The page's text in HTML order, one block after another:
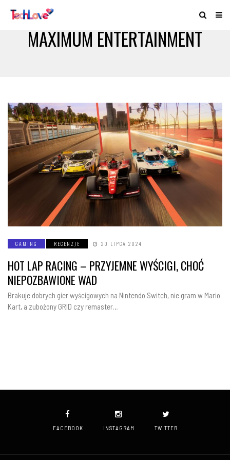
MAXIMUM ENTERTAINMENT
GAMING RECENZJE 20 LIPCA 2024
HOT LAP RACING – PRZYJEMNE WYŚCIGI, CHOĆ
NIEPOZBAWIONE WAD
Brakuje dobrych gier wyścigowych na Nintendo Switch, nie gram w Mario
Kart, a zubożony GRID czy remaster…
FACEBOOK INSTAGRAM TWITTER